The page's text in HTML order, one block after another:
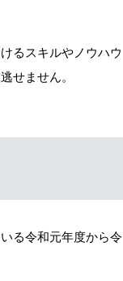
るスキルやノウハウ
せません。
る令和元年度から令